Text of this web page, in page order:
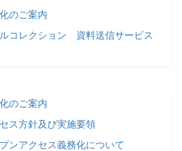
のご案内
コレクション 資料送信サービス
のご案内
ス方針及び実施要領
ンアクセス義務化について